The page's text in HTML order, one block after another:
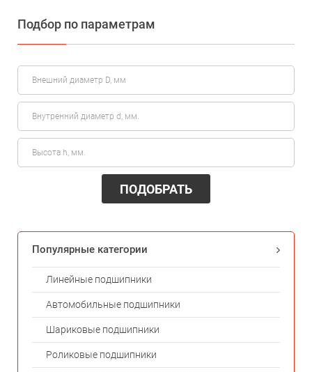
Подбор по параметрам
ПОДОБРАТЬ
Популярные категории
Линейные подшипники
Автомобильные подшипники
Шариковые подшипники
Роликовые подшипники